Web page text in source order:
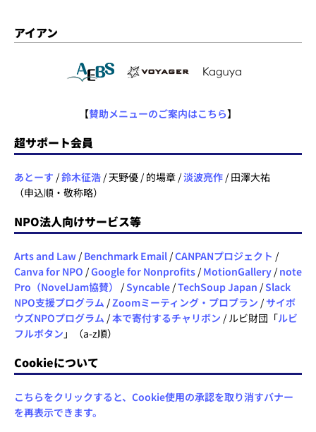
アイアン
【賛助メニューのご案内はこちら】
超サポート会員
あとーす /鈴木征浩 / 天野優 / 的場章 /淡波亮作 / 田澤大祐
（申込順・敬称略）
NPO法人向けサービス等
Arts and Law / Benchmark Email /CANPANプロジェクト /
Canva for NPO /Google for Nonprofits / MotionGallery / note
Pro（NovelJam協賛）
/Syncable /TechSoup Japan /Slack
NPO支援プログラム /Zoomミーティング・プロプラン /サイボ
ウズNPOプログラム /本で寄付するチャリボン / ルビ財団「ルビ
フルボタン 」（a-z順）
Cookieについて
こちらをクリックすると、Cookie使用の承認を取り消すバナー
を再表示できます。